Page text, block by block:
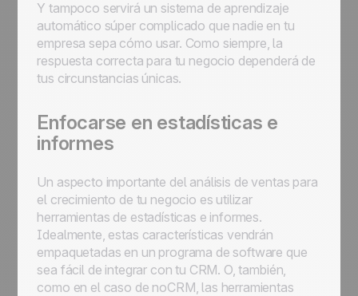
Y tampoco servirá un sistema de aprendizaje
automático súper complicado que nadie en tu
empresa sepa cómo usar. Como siempre, la
respuesta correcta para tu negocio dependerá de
tus circunstancias únicas.
Enfocarse en estadísticas e
informes
Un aspecto importante del análisis de ventas para
el crecimiento de tu negocio es utilizar
herramientas de estadísticas e informes.
Idealmente, estas características vendrán
empaquetadas en un programa de software que
sea fácil de integrar con tu CRM. O, también,
como en el caso de noCRM, las herramientas